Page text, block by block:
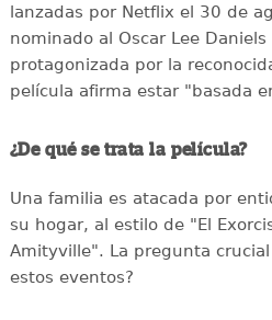
lanzadas por Netflix el 30 de
nominado al Oscar Lee
protagonizada por la
película afirma estar "basada
¿De qué se trata la película?
Una familia es atacada por
su hogar, al estilo de "El
Amityville". La pregunta
estos eventos?